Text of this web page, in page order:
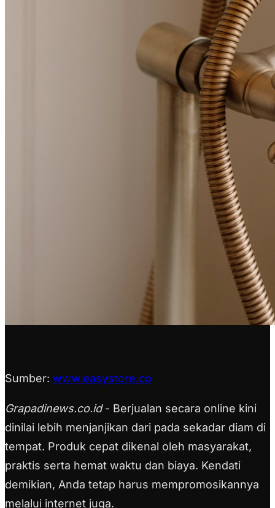
Sumber: www.easystore.co
Grapadinews.co.id- Berjualan secara online kini
dinilai lebih menjanjikan dari pada sekadar diam di
tempat. Produk cepat dikenal oleh masyarakat,
praktis serta hemat waktu dan biaya. Kendati
demikian, Anda tetap harus mempromosikannya
melalui internet juga.